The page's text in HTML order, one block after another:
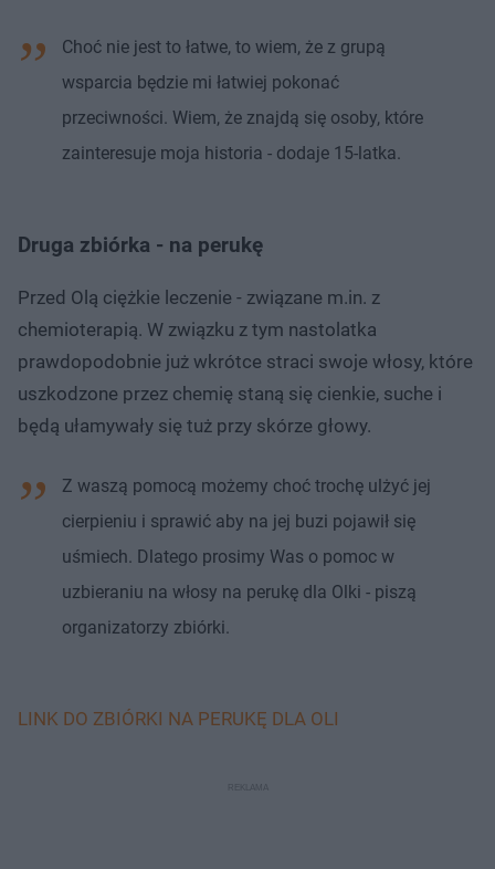
Choć nie jest to łatwe, to wiem, że z grupą
wsparcia będzie mi łatwiej pokonać
przeciwności. Wiem, że znajdą się osoby, które
zainteresuje moja historia - dodaje 15-latka.
Druga zbiórka - na perukę
Przed Olą ciężkie leczenie - związane m.in. z
chemioterapią. W związku z tym nastolatka
prawdopodobnie już wkrótce straci swoje włosy, które
uszkodzone przez chemię staną się cienkie, suche i
będą ułamywały się tuż przy skórze głowy.
Z waszą pomocą możemy choć trochę ulżyć jej
cierpieniu i sprawić aby na jej buzi pojawił się
uśmiech. Dlatego prosimy Was o pomoc w
uzbieraniu na włosy na perukę dla Olki - piszą
organizatorzy zbiórki.
LINK DO ZBIÓRKI NA PERUKĘ DLA OLI